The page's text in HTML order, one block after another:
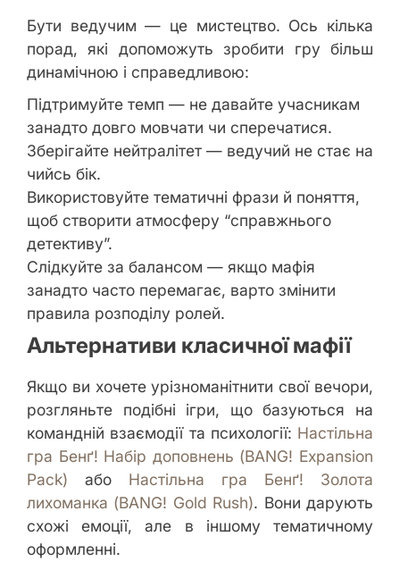
Бути ведучим — це мистецтво. Ось кілька
порад, які допоможуть зробити гру більш
динамічною і справедливою:
Підтримуйте темп — не давайте учасникам
занадто довго мовчати чи сперечатися.
Зберігайте нейтралітет — ведучий не стає на
чийсь бік.
Використовуйте тематичні фрази й поняття,
щоб створити атмосферу “справжнього
детективу”.
Слідкуйте за балансом — якщо мафія
занадто часто перемагає, варто змінити
правила розподілу ролей.
Альтернативи класичної мафії
Якщо ви хочете урізноманітнити свої вечори,
розгляньте подібні ігри, що базуються на
командній взаємодії та психології: Настільна
гра Бенґ! Набір доповнень (BANG! Expansion
Pack) або Настільна гра Бенґ! Золота
лихоманка (BANG! Gold Rush). Вони дарують
схожі емоції, але в іншому тематичному
оформленні.